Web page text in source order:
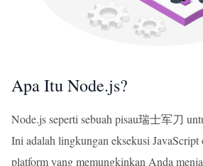
Apa Itu Node.js?
Node.js seperti sebuah pisau瑞士军刀
Ini adalah lingkungan eksekusi JavaScript
platform yang memungkinkan Anda